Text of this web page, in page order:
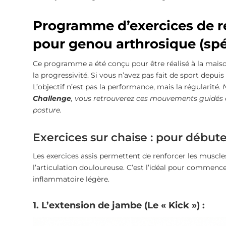
Programme d’exercices
pour genou arthrosique
Ce programme a été conçu pour être réalisé à la
la progressivité. Si vous n’avez pas fait de sport
L’objectif n’est pas la performance, mais la régularité.
Challenge, vous retrouverez ces mouvements
posture.
Exercices sur chaise : pour
Les exercices assis permettent de renforcer les
l’articulation douloureuse. C’est l’idéal pour
inflammatoire légère.
1. L’extension de jambe (Le « Kick ») :